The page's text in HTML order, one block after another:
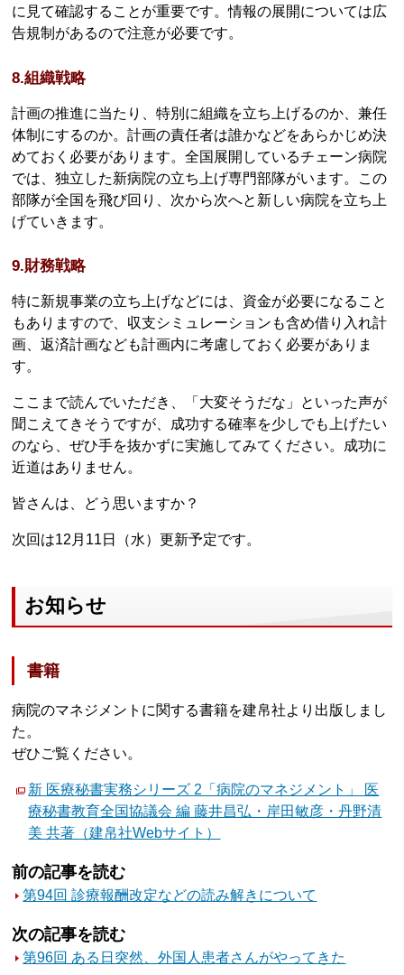
に見て確認することが重要です。情報の展開については広
告規制があるので注意が必要です。
8.組織戦略
計画の推進に当たり、特別に組織を立ち上げるのか、兼任
体制にするのか。計画の責任者は誰かなどをあらかじめ決
めておく必要があります。全国展開しているチェーン病院
では、独立した新病院の立ち上げ専門部隊がいます。この
部隊が全国を飛び回り、次から次へと新しい病院を立ち上
げていきます。
9.財務戦略
特に新規事業の立ち上げなどには、資金が必要になること
もありますので、収支シミュレーションも含め借り入れ計
画、返済計画なども計画内に考慮しておく必要がありま
す。
ここまで読んでいただき、「大変そうだな」といった声が
聞こえてきそうですが、成功する確率を少しでも上げたい
のなら、ぜひ手を抜かずに実施してみてください。成功に
近道はありません。
皆さんは、どう思いますか？
次回は12月11日（水）更新予定です。
お知らせ
書籍
病院のマネジメントに関する書籍を建帛社より出版しまし
た。
ぜひご覧ください。
新 医療秘書実務シリーズ 2「病院のマネジメント」 医
療秘書教育全国協議会 編 藤井昌弘・岸田敏彦・丹野清
美 共著（建帛社Webサイト）
前の記事を読む
第94回 診療報酬改定などの読み解きについて
次の記事を読む
第96回 ある日突然、外国人患者さんがやってきた